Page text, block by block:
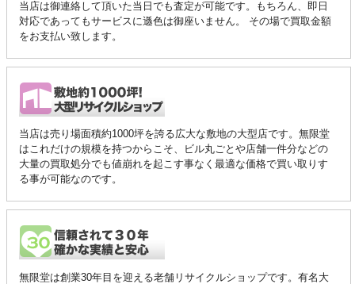
当店は御連絡して頂いた当日でも査定が可能です。もちろん、即日
対応であってもサービスに遜色は御座いません。 その場で買取金額
をお支払い致します。
当店は売り場面積約1000坪を誇る広大な敷地の大型店です。無限堂
はこれだけの規模を持つからこそ、ビル丸ごとや店舗一件分などの
大量の買取処分でも値崩れを起こす事なく最適な価格で買い取りす
る事が可能なのです。
無限堂は創業30年目を迎える老舗リサイクルショップです。有名大